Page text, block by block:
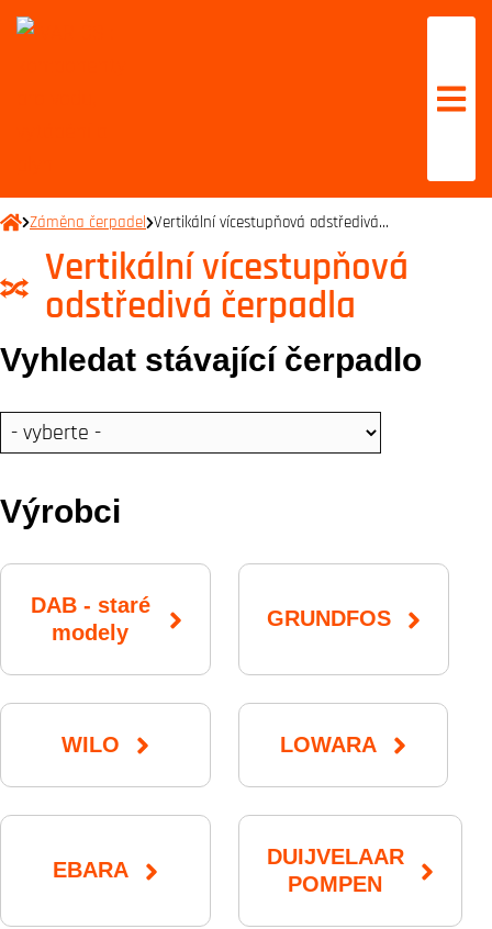
Záměna čerpadel Vertikální vícestupňová odstředivá…
Vertikální vícestupňová
odstředivá čerpadla
Vyhledat stávající čerpadlo
Výrobci
DAB - staré
modely
GRUNDFOS
WILO LOWARA
EBARA
DUIJVELAAR
POMPEN